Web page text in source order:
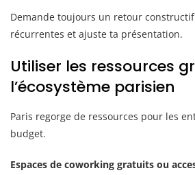
Demande toujours un retour
récurrentes et ajuste ta présentation.
Utiliser les ressources
l’écosystème parisien
Paris regorge de ressources pour les
budget.
Espaces de coworking gratuits ou